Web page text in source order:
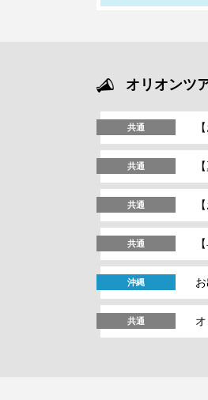
オリオンツ
共通
共通
共通
共通
沖縄
共通